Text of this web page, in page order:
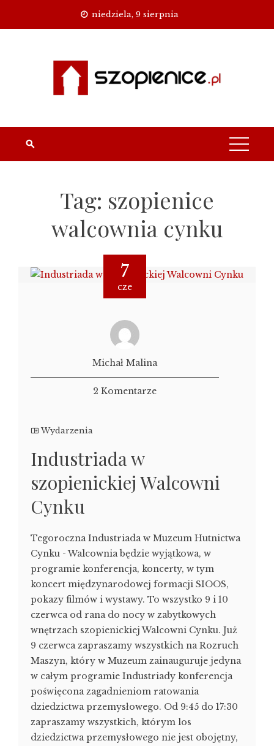
niedziela, 9 sierpnia
Tag: szopienice
walcownia cynku
7
cze
Michał Malina
2 Komentarze
Wydarzenia
Industriada w
szopienickiej Walcowni
Cynku
Tegoroczna Industriada w Muzeum Hutnictwa
Cynku - Walcownia będzie wyjątkowa, w
programie konferencja, koncerty, w tym
koncert międzynarodowej formacji SIOOS,
pokazy filmów i wystawy. To wszystko 9 i 10
czerwca od rana do nocy w zabytkowych
wnętrzach szopienickiej Walcowni Cynku. Już
9 czerwca zapraszamy wszystkich na Rozruch
Maszyn, który w Muzeum zainauguruje jedyna
w całym programie Industriady konferencja
poświęcona zagadnieniom ratowania
dziedzictwa przemysłowego. Od 9:45 do 17:30
zapraszamy wszystkich, którym los
dziedzictwa przemysłowego nie jest obojętny,